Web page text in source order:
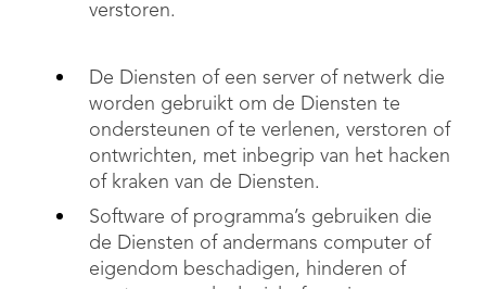
verstoren.
De Diensten of een server of netwerk die
worden gebruikt om de Diensten te
ondersteunen of te verlenen, verstoren of
ontwrichten, met inbegrip van het hacken
of kraken van de Diensten.
Software of programma’s gebruiken die
de Diensten of andermans computer of
eigendom beschadigen, hinderen of